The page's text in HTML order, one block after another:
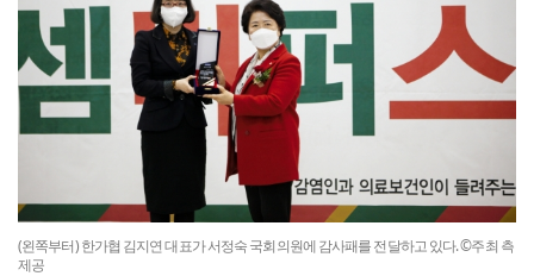
(왼쪽부터) 한가협 김지연 대표가 서정숙 국회의원에 감사패를 전달하고 있다. ©주최 측
제공